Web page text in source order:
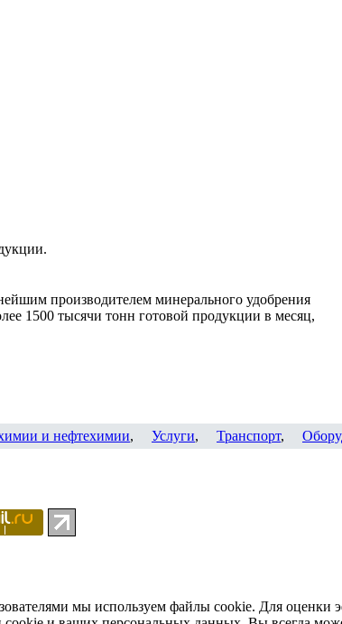
производителем минерального удобрения
1500 тысячи тонн готовой продукции в месяц,
и нефтехимии, Услуги, Транспорт,
мы используем файлы cookie. Для